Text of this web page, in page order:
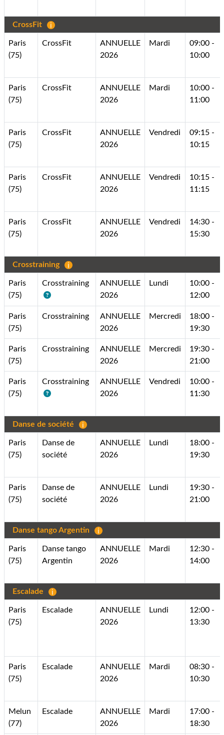
CrossFit
Paris
(75)
CrossFit
ANNUELLE
2026
Mardi
09:00 -
10:00
Paris
(75)
CrossFit
ANNUELLE
2026
Mardi
10:00 -
11:00
Paris
(75)
CrossFit
ANNUELLE
2026
Vendredi
09:15 -
10:15
Paris
(75)
CrossFit
ANNUELLE
2026
Vendredi
10:15 -
11:15
Paris
(75)
CrossFit
ANNUELLE
2026
Vendredi
14:30 -
15:30
Crosstraining
Paris
(75)
Crosstraining
ANNUELLE
2026
Lundi
10:00 -
12:00
Paris
(75)
Crosstraining
ANNUELLE
2026
Mercredi
18:00 -
19:30
Paris
(75)
Crosstraining
ANNUELLE
2026
Mercredi
19:30 -
21:00
Paris
(75)
Crosstraining
ANNUELLE
2026
Vendredi
10:00 -
11:30
Danse de société
Paris
(75)
Danse de
société
ANNUELLE
2026
Lundi
18:00 -
19:30
Paris
(75)
Danse de
société
ANNUELLE
2026
Lundi
19:30 -
21:00
Danse tango Argentin
Paris
(75)
Danse tango
Argentin
ANNUELLE
2026
Mardi
12:30 -
14:00
Escalade
Paris
(75)
Escalade
ANNUELLE
2026
Lundi
12:00 -
13:30
Paris
(75)
Escalade
ANNUELLE
2026
Mardi
08:30 -
10:30
Melun
(77)
Escalade
ANNUELLE
2026
Mardi
17:00 -
18:30